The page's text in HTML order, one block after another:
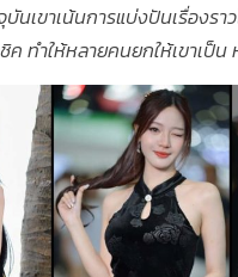
นเขาเน้นการแบ่งปันเรื่องรา
ทำให้หลายคนยกให้เขาเป็